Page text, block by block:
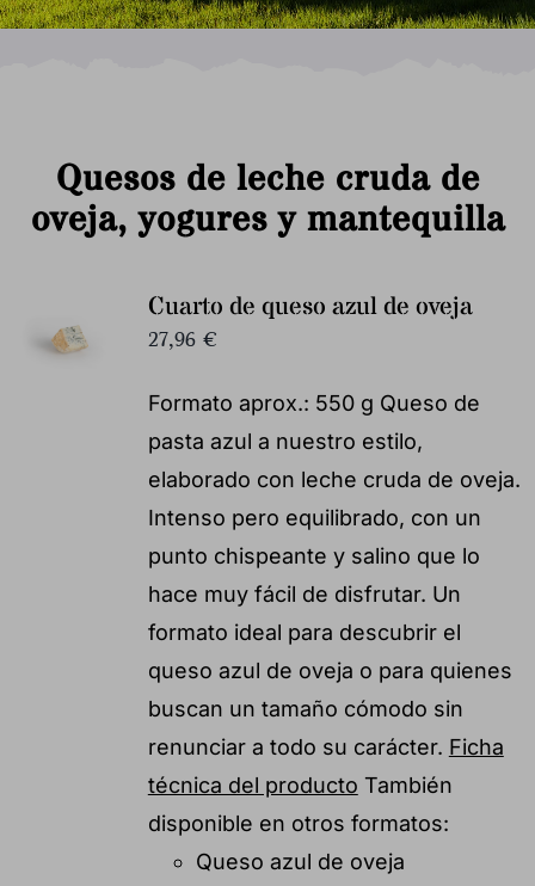
Quesos de leche cruda de
oveja, yogures y mantequilla
Cuarto de queso azul de oveja
27,96 €
Formato aprox.: 550 g Queso de
pasta azul a nuestro estilo,
elaborado con leche cruda de oveja.
Intenso pero equilibrado, con un
punto chispeante y salino que lo
hace muy fácil de disfrutar. Un
formato ideal para descubrir el
queso azul de oveja o para quienes
buscan un tamaño cómodo sin
renunciar a todo su carácter. Ficha
técnica del producto También
disponible en otros formatos:
Queso azul de oveja